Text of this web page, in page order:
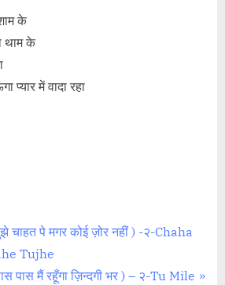
के
थाम के
प्यार में वादा रहा
चाहत पे मगर कोई ज़ोर नहीं ) -२-Chaha
Tujhe
पास मैं रहूँगा ज़िन्दगी भर ) – २-Tu Mile